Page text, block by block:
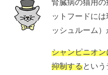
腎臓病の猫用
ットフードに
ッシュルーム）
シャンピニオ
抑制するという